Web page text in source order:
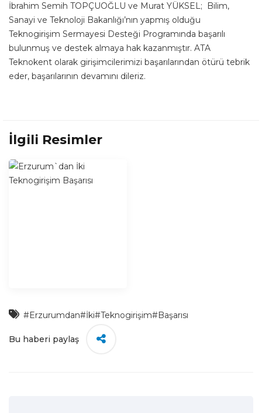
İbrahim Semih TOPÇUOĞLU ve Murat YÜKSEL; Bilim,
Sanayi ve Teknoloji Bakanlığı’nın yapmış olduğu
Teknogirişim Sermayesi Desteği Programında başarılı
bulunmuş ve destek almaya hak kazanmıştır. ATA
Teknokent olarak girişimcilerimizi başarılarından ötürü tebrik
eder, başarılarının devamını dileriz.
İlgili Resimler
#Erzurumdan#İki#Teknogirişim#Başarısı
Bu haberi paylaş